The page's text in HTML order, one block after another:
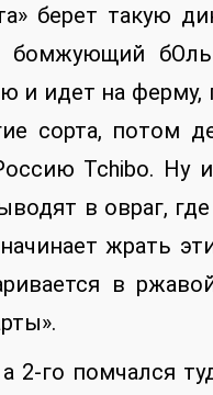
берет такую
бомжующий
и идет на
сорта, потом
Tchibo. Ну
в овраг,
жрать
в
2-го помчался